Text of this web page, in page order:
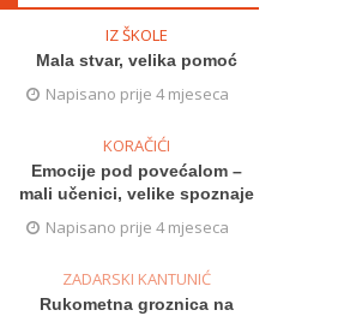
IZ ŠKOLE
Mala stvar, velika pomoć
Napisano prije 4 mjeseca
KORAČIĆI
Emocije pod povećalom –
mali učenici, velike spoznaje
Napisano prije 4 mjeseca
ZADARSKI KANTUNIĆ
Rukometna groznica na